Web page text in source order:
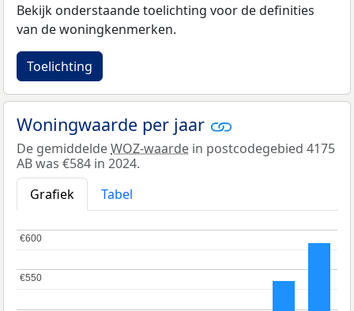
Bekijk onderstaande toelichting voor de definities
van de woningkenmerken.
Toelichting
Woningwaarde per jaar
De gemiddeldeWOZ-waarde in postcodegebied 4175
AB was €584 in 2024.
Grafiek
Tabel
€550
€550
€600
€600